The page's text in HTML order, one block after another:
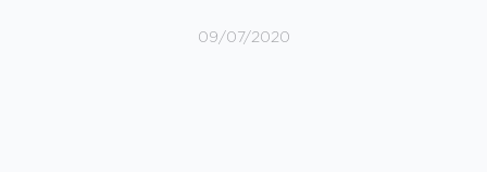
09/07/2020